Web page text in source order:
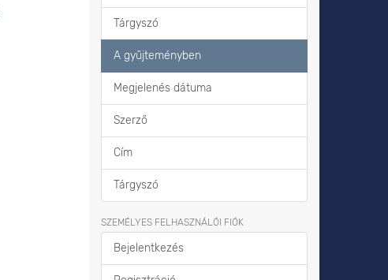
Tárgyszó
A gyűjteményben
Megjelenés dátuma
Szerző
Cím
Tárgyszó
SZEMÉLYES FELHASZNÁLÓI FIÓK
Bejelentkezés